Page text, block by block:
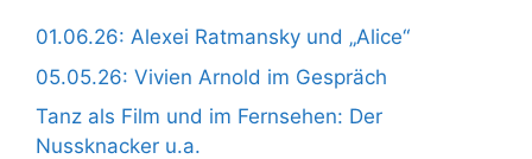
01.06.26: Alexei Ratmansky und „Alice“
05.05.26: Vivien Arnold im Gespräch
Tanz als Film und im Fernsehen: Der
Nussknacker u.a.